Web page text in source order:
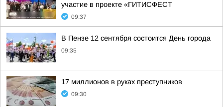
участие в проекте «ГИТИСФЕСТ
09:37
В Пензе 12 сентября состоится День города
09:35
17 миллионов в руках преступников
09:30